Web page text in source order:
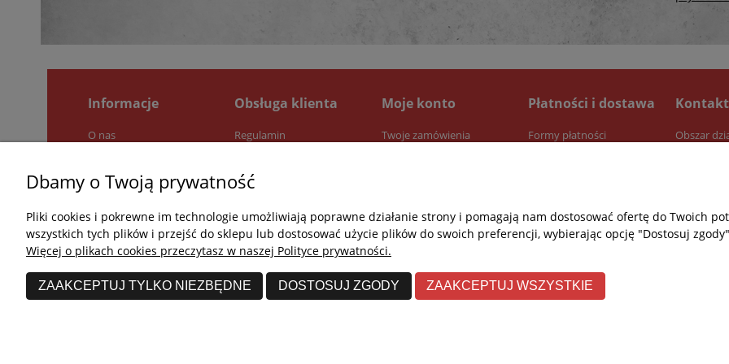
Informacje
O nas
Jak kupować?
Obsługa klienta
Regulamin
Polityka prywatności
Moje konto
Twoje zamówienia
Płatności i dostawa
Formy płatności
Kontakt
Obszar
Dbamy o Twoją prywatność
Pliki cookies i pokrewne im technologie umożliwiają poprawne działanie strony i pomagają nam dostosować ofertę do Twoich
wszystkich tych plików i przejść do sklepu lub dostosować użycie plików do swoich preferencji, wybierając opcję "Dostosuj
Więcej o plikach cookies przeczytasz w naszej Polityce prywatności.
ZAAKCEPTUJ TYLKO NIEZBĘDNE DOSTOSUJ ZGODY ZAAKCEPTUJ WSZYSTKIE